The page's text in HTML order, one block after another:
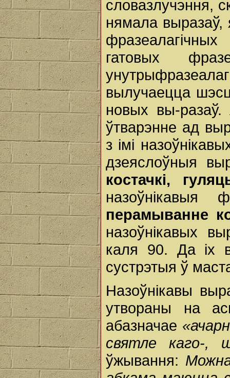
словазлучэння,
нямала выразаў,
гатовых
вылучаецца
новых вы-
ўтварэнне ад
з імі
дзеяслоўныя
костачкі,
назоўнікавыя
перамыванне
назоўнікавых
каля 90. Да іх
сустрэтыя ў
Назоўнікавы
утвораны на
абазначае
святле каго-,
ўжывання: